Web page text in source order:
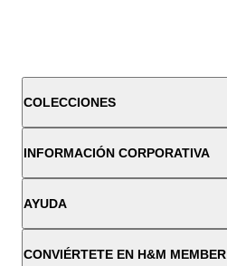
COLECCIONES
INFORMACIÓN CORPORATIVA
AYUDA
CONVIÉRTETE EN H&M MEMBER